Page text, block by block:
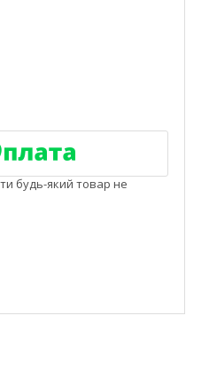
будь-який товар не